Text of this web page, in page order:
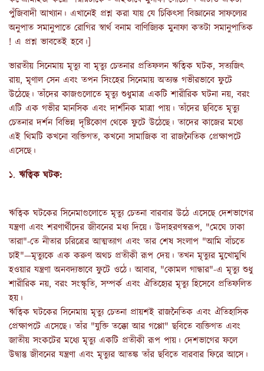
পুঁজিবাদী আখ্যান। এখানেই প্রশ্ন করা যায় যে চিকিৎসা বিজ্ঞানের সাফল্যের
অনুপাত সমানুপাতে রোগির স্বার্থ বনাম বাণিজ্যিক মুনাফা কতটা সমানুপাতিক
! এ প্রশ্ন ভাবতেই হবে।]
ভারতীয় সিনেমায় মৃত্যু বা মৃত্যু চেতনার প্রতিফলন ঋত্বিক ঘটক, সত্যজিৎ
রায়, মৃণাল সেন এবং তপন সিংহের সিনেমায় অত্যন্ত গভীরভাবে ফুটে
উঠেছে। তাঁদের কাজগুলোতে মৃত্যু শুধুমাত্র একটি শারীরিক ঘটনা নয়, বরং
এটি এক গভীর মানসিক এবং দার্শনিক মাত্রা পায়। তাঁদের ছবিতে মৃত্যু
চেতনার দর্শন বিভিন্ন দৃষ্টিকোণ থেকে ফুটে উঠেছে। তাদের কাজের মধ্যে
এই থিমটি কখনো ব্যক্তিগত, কখনো সামাজিক বা রাজনৈতিক প্রেক্ষাপটে
এসেছে।
১. ঋত্বিক ঘটক:
ঋত্বিক ঘটকের সিনেমাগুলোতে মৃত্যু চেতনা বারবার উঠে এসেছে দেশভাগের
যন্ত্রণা এবং শরণার্থীদের জীবনের মধ্য দিয়ে। উদাহরণস্বরূপ, "মেঘে ঢাকা
তারা"-তে নীতার চরিত্রের আত্মত্যাগ এবং তার শেষ সংলাপ "আমি বাঁচতে
চাই"—মৃত্যুকে এক করুণ অথচ প্রতীকী রূপ দেয়। তখন মৃত্যুর মুখোমুখি
হওয়ার যন্ত্রণা অনবদ্যভাবে ফুটে ওঠে। আবার, "কোমল গান্ধার"-এ মৃত্যু শুধু
শারীরিক নয়, বরং সংস্কৃতি, সম্পর্ক এবং ঐতিহ্যের মৃত্যু হিসেবে প্রতিফলিত
হয়।
ঋত্বিক ঘটকের সিনেমায় মৃত্যু চেতনা প্রায়শই রাজনৈতিক এবং ঐতিহাসিক
প্রেক্ষাপটে এসেছে। তাঁর "যুক্তি তক্কো আর গপ্পো" ছবিতে ব্যক্তিগত এবং
জাতীয় সংকটের মধ্যে মৃত্যু একটি প্রতীকী রূপ পায়। দেশভাগের ফলে
উদ্বাস্তু জীবনের যন্ত্রণা এবং মৃত্যুর আতঙ্ক তাঁর ছবিতে বারবার ফিরে আসে।